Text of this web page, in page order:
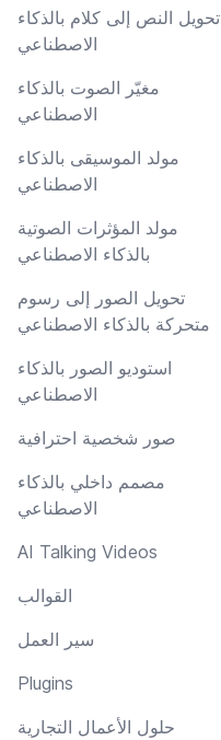
تحويل النص إلى كلام بالذكاء
الاصطناعي
مغيّر الصوت بالذكاء
الاصطناعي
مولد الموسيقى بالذكاء
الاصطناعي
مولد المؤثرات الصوتية
بالذكاء الاصطناعي
تحويل الصور إلى رسوم
متحركة بالذكاء الاصطناعي
استوديو الصور بالذكاء
الاصطناعي
صور شخصية احترافية
مصمم داخلي بالذكاء
الاصطناعي
AI Talking Videos
القوالب
سير العمل
Plugins
حلول الأعمال التجارية